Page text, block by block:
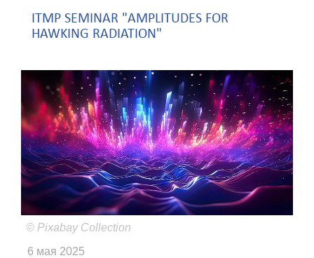
ITMP SEMINAR "AMPLITUDES FOR
HAWKING RADIATION"
© Pixabay Collection
6 мая 2025